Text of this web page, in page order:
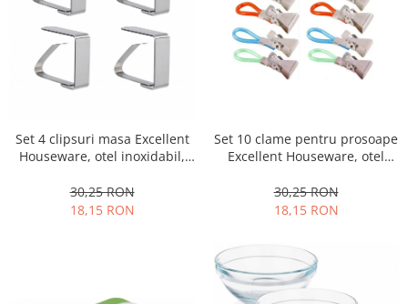
Set 4 clipsuri masa Excellent
Houseware, otel inoxidabil,
30,25 RON
18,15 RON
Set 10 clame pentru prosoape
Excellent Houseware, otel
multicolor
30,25 RON
18,15 RON